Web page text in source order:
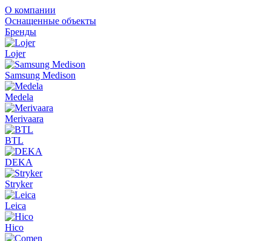
О компании
Оснащенные объекты
Бренды
Lojer
Samsung Medison
Medela
Merivaara
BTL
DEKA
Stryker
Leica
Hico